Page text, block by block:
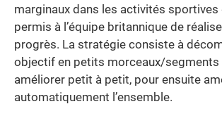
marginaux dans les activités sportives
permis à l’équipe britannique de
progrès. La stratégie consiste à
objectif en petits morceaux/segments
améliorer petit à petit, pour ensuite
automatiquement l’ensemble.